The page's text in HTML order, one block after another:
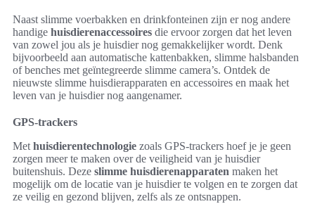
Naast slimme voerbakken en drinkfonteinen zijn er nog andere
handige huisdierenaccessoires die ervoor zorgen dat het leven
van zowel jou als je huisdier nog gemakkelijker wordt. Denk
bijvoorbeeld aan automatische kattenbakken, slimme halsbanden
of benches met geïntegreerde slimme camera’s. Ontdek de
nieuwste slimme huisdierapparaten en accessoires en maak het
leven van je huisdier nog aangenamer.
GPS-trackers
Met huisdierentechnologie zoals GPS-trackers hoef je je geen
zorgen meer te maken over de veiligheid van je huisdier
buitenshuis. Deze slimme huisdierenapparaten maken het
mogelijk om de locatie van je huisdier te volgen en te zorgen dat
ze veilig en gezond blijven, zelfs als ze ontsnappen.